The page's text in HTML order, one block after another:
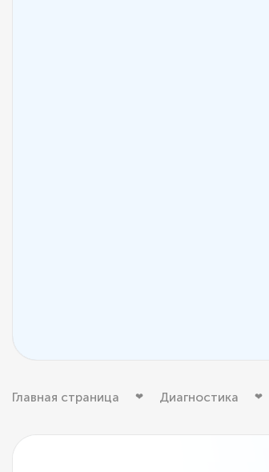
Главная страница Диагностика